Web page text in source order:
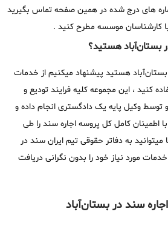
های درج شده در همین صفحه تماس بگیرید
کارشناسان موسسه مطرح کنید .
بستان‌آباد هستید؟
بستان‌آباد هستید پیشنهاد میکنیم از خدمات
کنید ، این مجموعه کلیه فرایند تودیع و
توسط وکیل پایه یک دادگستری انجام داده و
اطمینان کامل کل پروسه اجاره سند را طی
میتوانید به دفاتر حقوقی تیم ایران سند در
مورد نیاز خود را بدون نگرانی دریافت
سند در بستان‌آباد